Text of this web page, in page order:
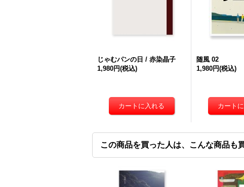
じゃむパンの日 / 赤染晶子
1,980円(税込)
随風 02
1,980円(税込)
この商品を買った人は、こんな商品も